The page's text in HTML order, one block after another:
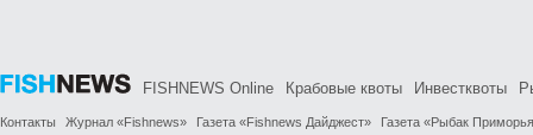
FISHNEWS Online Крабовые квоты Инвестквоты
Контакты Журнал «Fishnews» Газета «Fishnews Дайджест»
Газета «Рыбак